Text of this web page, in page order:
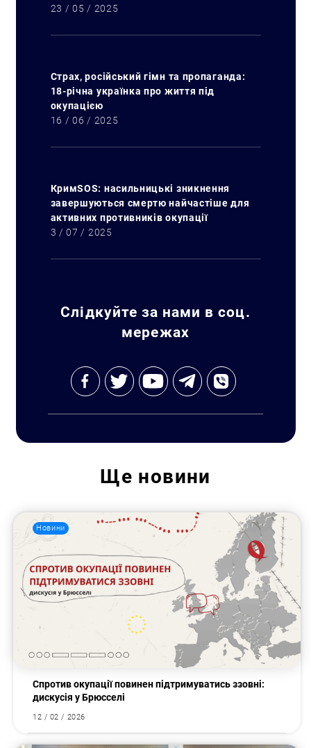
23 / 05 / 2025
Страх, російський гімн та пропаганда:
18-річна українка про життя під
окупацією
16 / 06 / 2025
КримSOS: насильницькі зникнення
завершуються смертю найчастіше для
активних противників окупації
3 / 07 / 2025
Слідкуйте за нами в соц.
мережах
Ще новини
Новини
Спротив окупації повинен підтримуватись ззовні:
дискусія у Брюсселі
12 / 02 / 2026